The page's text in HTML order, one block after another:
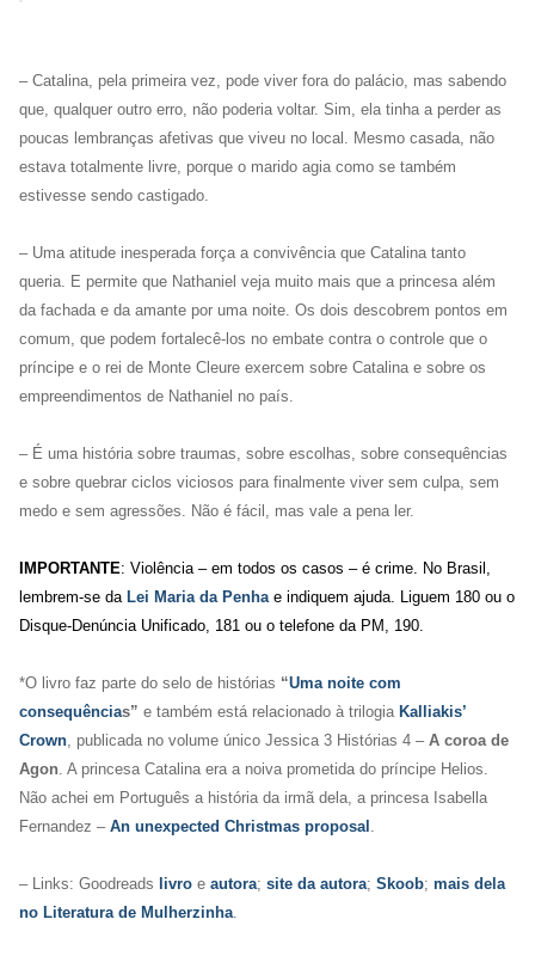
– Catalina, pela primeira vez, pode viver fora do palácio, mas sabendo
que, qualquer outro erro, não poderia voltar. Sim, ela tinha a perder as
poucas lembranças afetivas que viveu no local. Mesmo casada, não
estava totalmente livre, porque o marido agia como se também
estivesse sendo castigado.
– Uma atitude inesperada força a convivência que Catalina tanto
queria. E permite que Nathaniel veja muito mais que a princesa além
da fachada e da amante por uma noite. Os dois descobrem pontos em
comum, que podem fortalecê-los no embate contra o controle que o
príncipe e o rei de Monte Cleure exercem sobre Catalina e sobre os
empreendimentos de Nathaniel no país.
– É uma história sobre traumas, sobre escolhas, sobre consequências
e sobre quebrar ciclos viciosos para finalmente viver sem culpa, sem
medo e sem agressões. Não é fácil, mas vale a pena ler.
IMPORTANTE: Violência – em todos os casos – é crime. No Brasil,
lembrem-se da Lei Maria da Penha e indiquem ajuda. Liguem 180 ou o
Disque-Denúncia Unificado, 181 ou o telefone da PM, 190.
*O livro faz parte do selo de histórias “Uma noite com
consequências” e também está relacionado à trilogia Kalliakis’
Crown , publicada no volume único Jessica 3 Histórias 4 – A coroa de
Agon . A princesa Catalina era a noiva prometida do príncipe Helios.
Não achei em Português a história da irmã dela, a princesa Isabella
Fernandez – An unexpected Christmas proposal
– Links: Goodreads livro e autora; site da autora; Skoob; mais dela
no Literatura de Mulherzinha